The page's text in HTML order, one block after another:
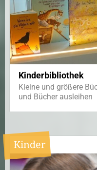
Kinderbibliothek
Kleine und größere
und Bücher ausleihen
Kinder